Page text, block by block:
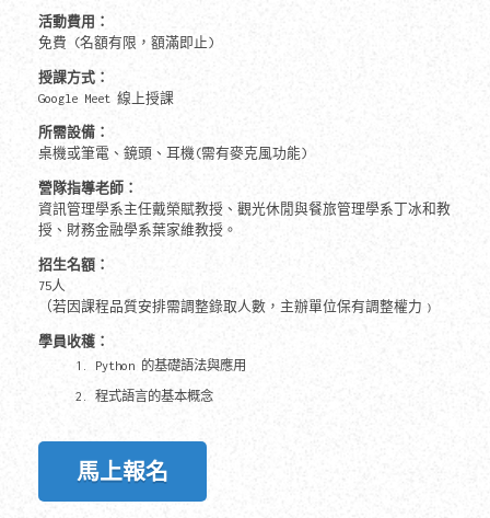
活動費用：
免費 (名額有限，額滿即止)
授課方式：
Google Meet 線上授課
所需設備：
桌機或筆電、鏡頭、耳機(需有麥克風功能)
營隊指導老師：
資訊管理學系主任戴榮賦教授、觀光休閒與餐旅管理學系丁冰和教
授、財務金融學系葉家維教授。
招生名額：
75人
（若因課程品質安排需調整錄取人數，主辦單位保有調整權力﹚
學員收穫：
Python 的基礎語法與應用
程式語言的基本概念
馬上報名